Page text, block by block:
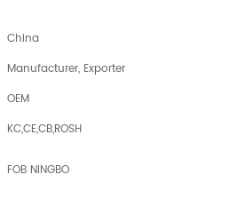
China
Manufacturer, Exporter
OEM
KC,CE,CB,ROSH
FOB NINGBO